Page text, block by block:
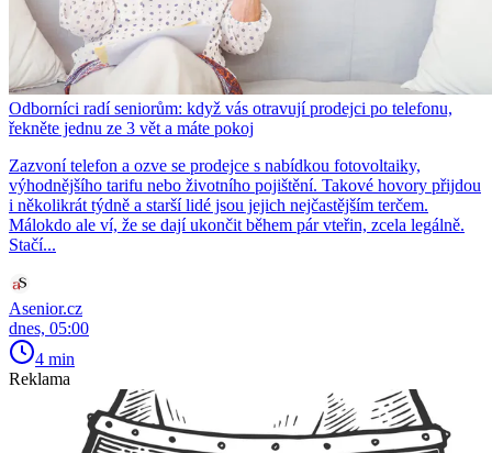
Odborníci radí seniorům: když vás otravují prodejci po telefonu,
řekněte jednu ze 3 vět a máte pokoj
Zazvoní telefon a ozve se prodejce s nabídkou fotovoltaiky,
výhodnějšího tarifu nebo životního pojištění. Takové hovory přijdou
i několikrát týdně a starší lidé jsou jejich nejčastějším terčem.
Málokdo ale ví, že se dají ukončit během pár vteřin, zcela legálně.
Stačí...
Asenior.cz
dnes, 05:00
4 min
Reklama